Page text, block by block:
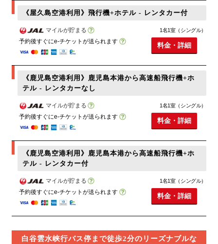
《屋久島空港利用》飛行機+ホテル - レンタカー付
マイルが貯まる
予約後すぐにe-チケットが送られます
1名1室（シングル）
料金・詳細
《鹿児島空港利用》鹿児島本港から高速船飛行機+ホ
テル - レンタカーなし
マイルが貯まる
予約後すぐにe-チケットが送られます
1名1室（シングル）
料金・詳細
《鹿児島空港利用》鹿児島本港から高速船飛行機+ホ
テル - レンタカー付
マイルが貯まる
予約後すぐにe-チケットが送られます
1名1室（シングル）
料金・詳細
白谷雲水峡行バス停まで徒歩2分のリーズナブルな